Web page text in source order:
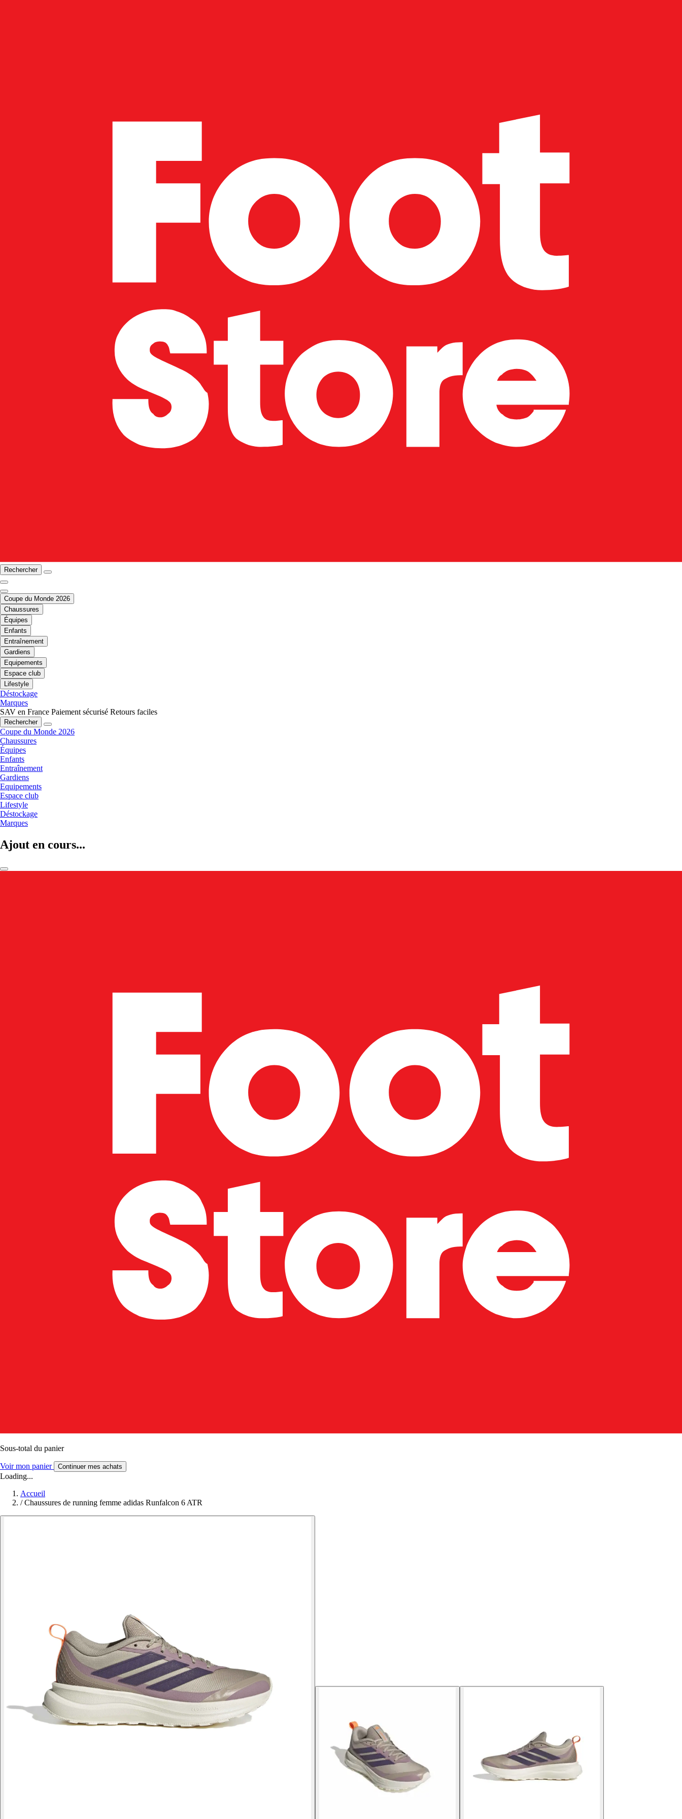
Rechercher
Coupe du Monde 2026
Chaussures
Équipes
Enfants
Entraînement
Gardiens
Equipements
Espace club
Lifestyle
Déstockage
Marques
SAV en France Paiement sécurisé Retours faciles
Rechercher
Coupe du Monde 2026
Chaussures
Équipes
Enfants
Entraînement
Gardiens
Equipements
Espace club
Lifestyle
Déstockage
Marques
Ajout en cours...
Sous-total du panier
Voir mon panier Continuer mes achats
Loading...
Accueil
/ Chaussures de running femme adidas Runfalcon 6 ATR